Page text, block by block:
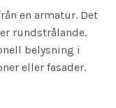
en armatur. Det
rundstrålande.
belysning i
eller fasader.